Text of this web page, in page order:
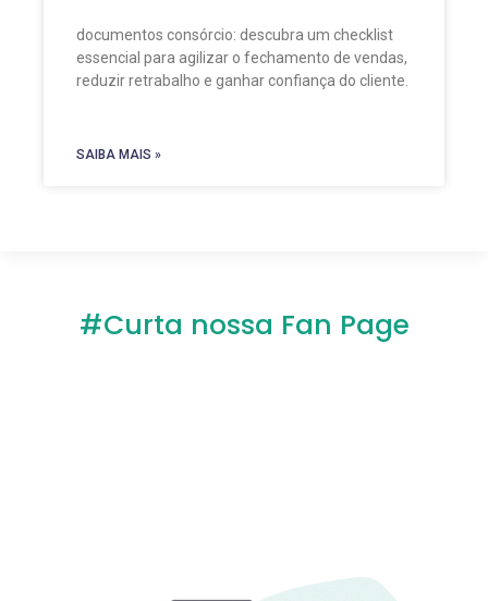
documentos consórcio: descubra um checklist
essencial para agilizar o fechamento de vendas,
reduzir retrabalho e ganhar confiança do cliente.
SAIBA MAIS »
#Curta nossa Fan Page